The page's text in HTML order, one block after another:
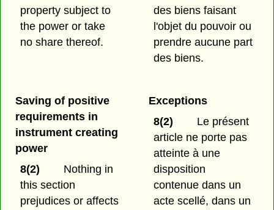
property subject to
the power or take
no share thereof.
des biens faisant
l'objet du pouvoir ou
prendre aucune part
des biens.
Saving of positive
requirements in
instrument creating
power
8(2)
Nothing in
this section
prejudices or affects
Exceptions
8(2)
Le présent
article ne porte pas
atteinte à une
disposition
contenue dans un
acte scellé, dans un